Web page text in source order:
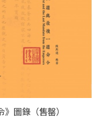
圖錄（售罄）